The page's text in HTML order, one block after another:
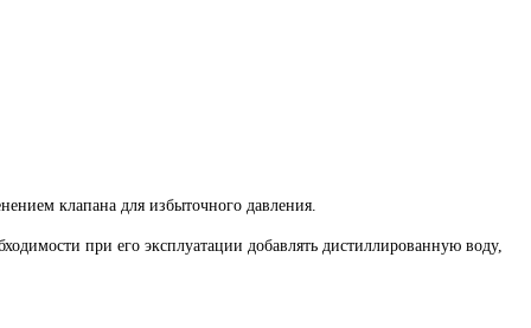
клапана для избыточного давления.
при его эксплуатации добавлять дистиллированную воду,